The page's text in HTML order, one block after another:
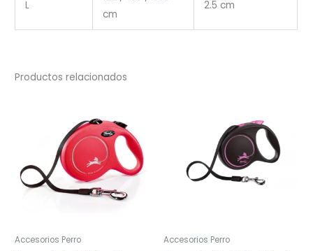
L
cm
2.5 cm
Productos relacionados
Accesorios Perro Accesorios Perro